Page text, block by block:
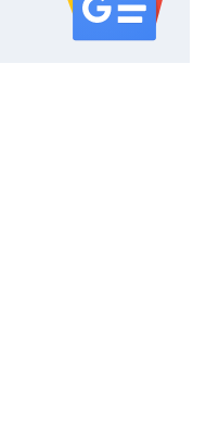
google news